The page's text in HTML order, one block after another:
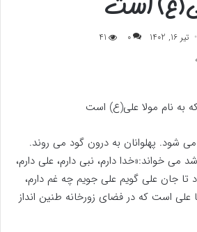
تیر 16, 1402 0
41
به نام مولا علی(ع) است
شود. پهلوانان به درون گود می روند.
خواند:«خدا دارم، نبی دارم، علی دارم،
تا جان علی گویم علی جویم چه غم دارم،
است که در فضای زورخانه طنین انداز